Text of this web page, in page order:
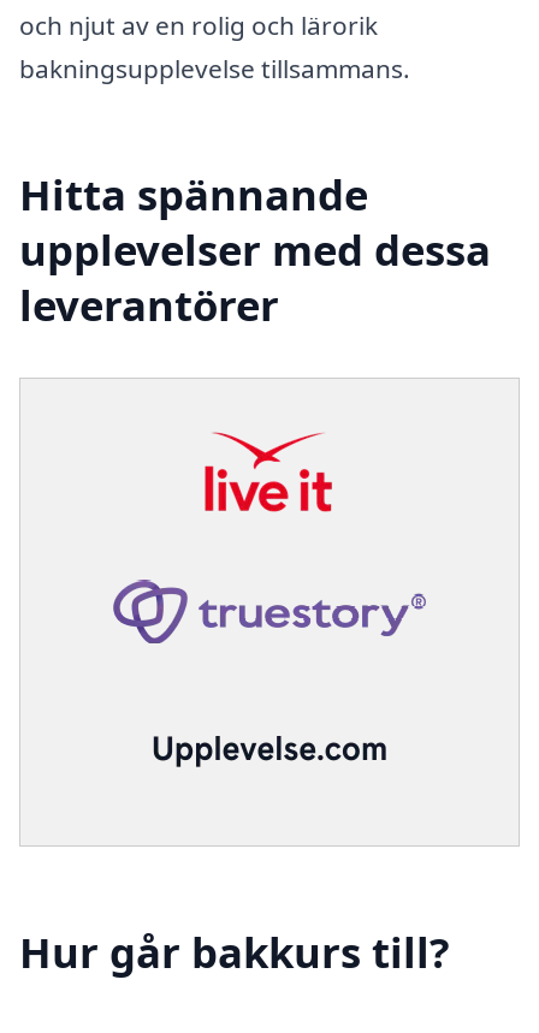
och njut av en rolig och lärorik
bakningsupplevelse tillsammans.
Hitta spännande
upplevelser med dessa
leverantörer
Hur går bakkurs till?